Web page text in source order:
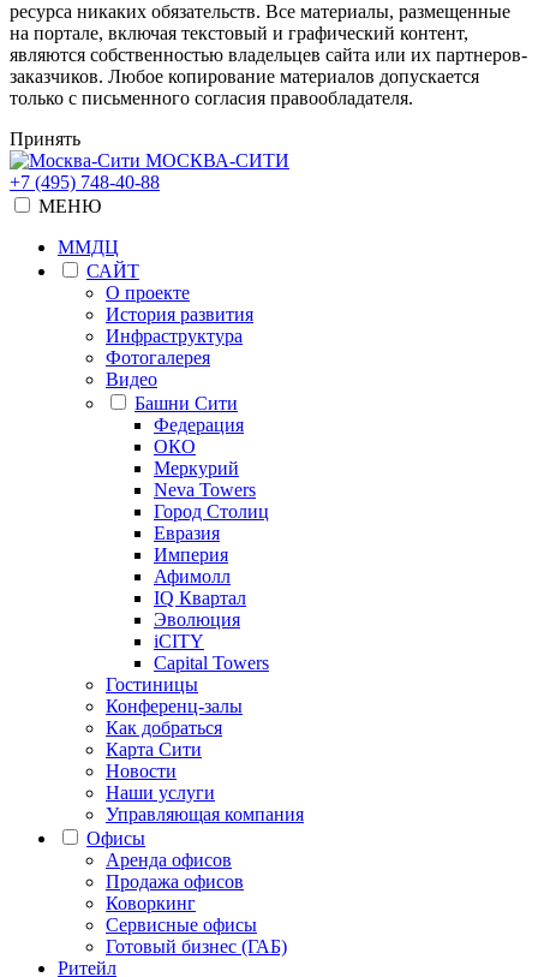
ресурса никаких обязательств. Все материалы, размещенные
на портале, включая текстовый и графический контент,
являются собственностью владельцев сайта или их партнеров-
заказчиков. Любое копирование материалов допускается
только с письменного согласия правообладателя.
Принять
МОСКВА-СИТИ
+7 (495) 748-40-88
МЕНЮ
ММДЦ
САЙТ
О проекте
История развития
Инфраструктура
Фотогалерея
Видео
Башни Сити
Федерация
ОКО
Меркурий
Neva Towers
Город Столиц
Евразия
Империя
Афимолл
IQ Квартал
Эволюция
iCITY
Capital Towers
Гостиницы
Конференц-залы
Как добраться
Карта Сити
Новости
Наши услуги
Управляющая компания
Офисы
Аренда офисов
Продажа офисов
Коворкинг
Сервисные офисы
Готовый бизнес (ГАБ)
Ритейл